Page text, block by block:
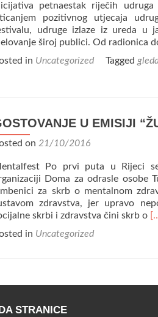
petnaestak riječih
pozitivnog utjecaja
udruge izlaze iz ureda u
široj publici. Od radionica
in Uncategorized Tagged
U EMISIJI
on 21/10/2016
Po prvi puta u Rijeci
Doma za odrasle osobe
za skrb o mentalnom
zdravstva, jer upravo
skrbi i zdravstva čini skrb o
in Uncategorized
STRANICE